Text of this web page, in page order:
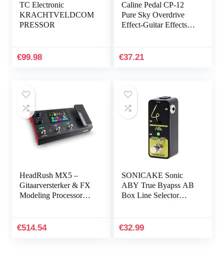
TC Electronic
KRACHTVELDCOM
PRESSOR
€99.98
Caline Pedal CP-12
Pure Sky Overdrive
Effect-Guitar Effects
€37.21
HeadRush MX5 –
Gitaarversterker & FX
Modeling Processor
Expressiepedaal,
€514.54
SONICAKE Sonic
ABY True Byapss AB
Box Line Selector
€32.99